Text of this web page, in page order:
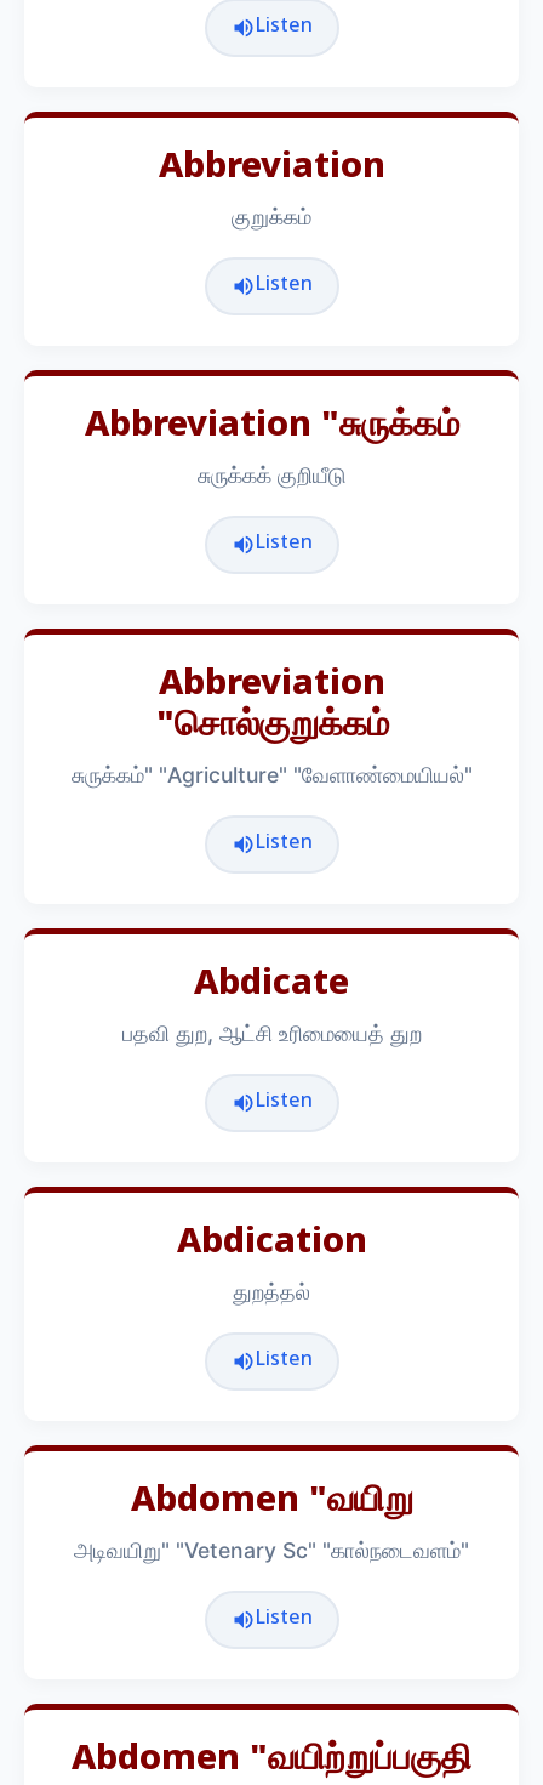
Listen
Abbreviation
குறுக்கம்
Listen
Abbreviation "சுருக்கம்
சுருக்கக் குறியீடு
Listen
Abbreviation
"சொல்குறுக்கம்
சுருக்கம்" "Agriculture" "வேளாண்மையியல்"
Listen
Abdicate
பதவி துற, ஆட்சி உரிமையைத் துற
Listen
Abdication
துறத்தல்
Listen
Abdomen "வயிறு
அடிவயிறு" "Vetenary Sc" "கால்நடைவளம்"
Listen
Abdomen "வயிற்றுப்பகுதி